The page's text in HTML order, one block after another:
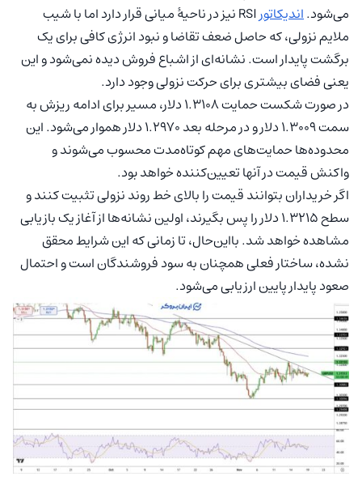
می‌شود.اندیکاتور
RSI نیز در ناحیۀ میانی قرار دارد اما با شیب
ملایم نزولی، که حاصل ضعف تقاضا و نبود انرژی کافی برای یک
برگشت پایدار است. نشانه‌ای از اشباع فروش دیده نمی‌شود و این
یعنی فضای بیشتری برای حرکت نزولی وجود دارد.
در صورت شکست حمایت ۱.۳۱۰۸ دلار، مسیر برای ادامه ریزش به
سمت ۱.۳۰۰۹ دلار و در مرحله بعد ۱.۲۹۷۰ دلار هموار می‌شود. این
محدوده‌ها حمایت‌های مهم کوتاه‌مدت محسوب می‌شوند و
واکنش قیمت در آنها تعیین‌کننده خواهد بود.
اگر خریداران بتوانند قیمت را بالای خط روند نزولی تثبیت کنند و
سطح ۱.۳۲۱۵ دلار را پس بگیرند، اولین نشانه‌ها از آغاز یک بازیابی
مشاهده خواهد شد. بااین‌حال، تا زمانی که این شرایط محقق
نشده، ساختار فعلی همچنان به سود فروشندگان است و احتمال
صعود پایدار پایین ارزیابی می‌شود.